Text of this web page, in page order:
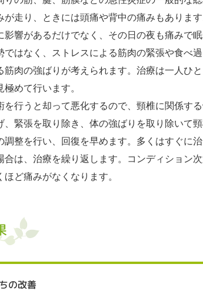
が走り、ときには頭痛や背中の痛みもありま
影響があるだけでなく、その日の夜も痛みで
ではなく、ストレスによる筋肉の緊張や食べ
筋肉の強ばりが考えられます。治療は一人ひ
めて行います。
を行うと却って悪化するので、頸椎に関係す
、緊張を取り除き、体の強ばりを取り除いて
調整を行い、回復を早めます。多くはすぐに
合は、治療を繰り返します。コンディション
ほど痛みがなくなります。
の改善